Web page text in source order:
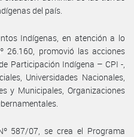
del país.
Indígenas, en atención a lo
26.160, promovió las acciones
Participación Indígena – CPI -,
Universidades Nacionales,
y Municipales, Organizaciones
587/07, se crea el Programa